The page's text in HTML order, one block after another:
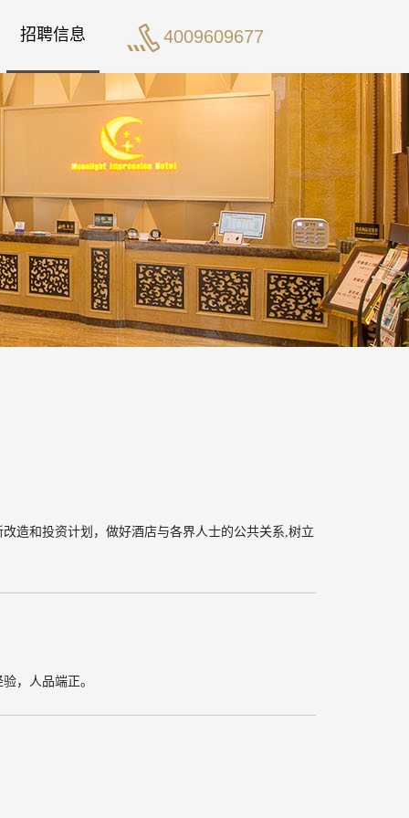
招聘信息 4009609677
造和投资计划， 做好酒店与各界人士的公共关系,树立
，人品端正。